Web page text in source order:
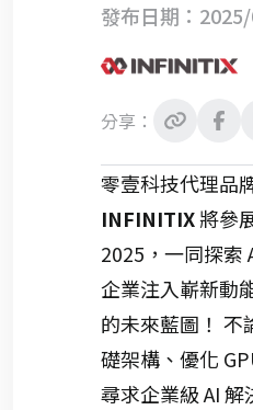
分享：
發布日期：
零壹科技代理品
INFINITIX將參
2025，一同探索
企業注入嶄新動
的未來藍圖！ 不
礎架構、優化
尋求企業級 AI